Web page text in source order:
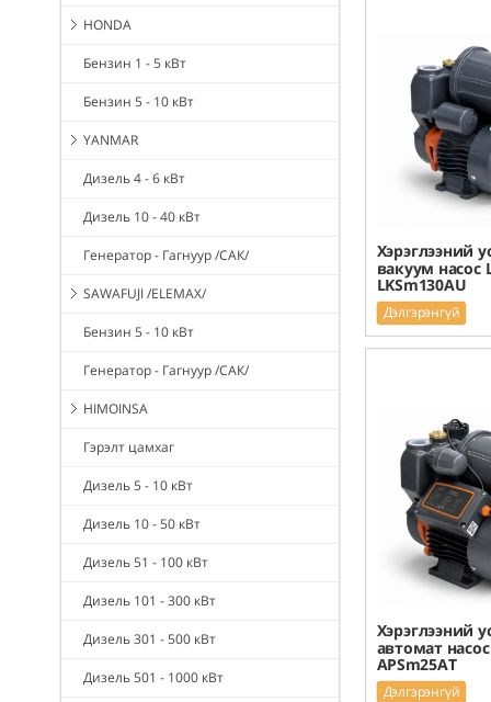
HONDA
Бензин 1 - 5 кВт
Бензин 5 - 10 кВт
YANMAR
Дизель 4 - 6 кВт
Дизель 10 - 40 кВт
Генератор - Гагнуур /САК/
SAWAFUJI /ELEMAX/
Бензин 5 - 10 кВт
Генератор - Гагнуур /САК/
HIMOINSA
Гэрэлт цамхаг
Дизель 5 - 10 кВт
Дизель 10 - 50 кВт
Дизель 51 - 100 кВт
Дизель 101 - 300 кВт
Дизель 301 - 500 кВт
Дизель 501 - 1000 кВт
Хэрэглээний
вакуум насос
LKSm130AU
Дэлгэрэнгүй
Хэрэглээний
автомат насос
APSm25AT
Дэлгэрэнгүй